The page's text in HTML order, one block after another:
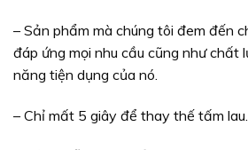
– Sản phẩm mà chúng tôi đem đến
đáp ứng mọi nhu cầu cũng như chất
năng tiện dụng của nó.
– Chỉ mất 5 giây để thay thế tấm lau.